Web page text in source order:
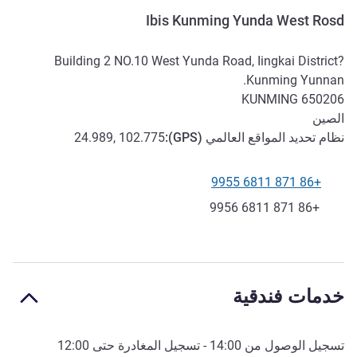
Ibis Kunming Yunda West Rosd
Building 2 NO.10 West Yunda Road, Iingkai District?
Kunming Yunnan.
650206
KUNMING
الصين
نظام تحديد المواقع العالمي (GPS
):
24.989, 102.775
الهاتف
+86 871 6811 9955
فاكس
+86 871 6811 9956
خدمات فندقية
تسجيل الوصول من 14:00 - تسجيل المغادرة حتى 12:00